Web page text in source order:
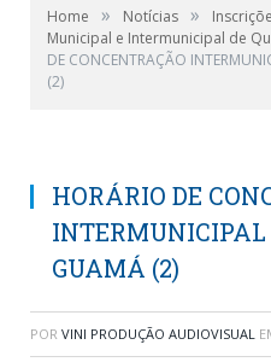
Home » Notícias »
Municipal e Intermunicipal de
DE CONCENTRAÇÃO
(2)
HORÁRIO DE
INTERMUNICIPAL
GUAMÁ (2)
POR VINI PRODUÇÃO AUDIOVISUAL